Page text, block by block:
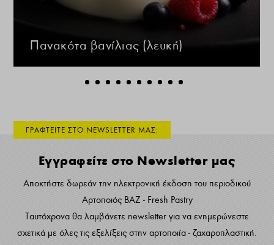
Πανακότα βανίλιας (λευκή)
ΓΡΑΦΤΕΙΤΕ ΣΤΟ NEWSLETTER ΜΑΣ:
Εγγραφείτε στο Newsletter μας
Αποκτήστε δωρεάν την ηλεκτρονική έκδοση του περιοδικού
Αρτοποιός ΒΑΖ - Fresh Pastry
Ταυτόχρονα θα λαμβάνετε newsletter για να ενημερώνεστε
σχετικά με όλες τις εξελίξεις στην αρτοποιία - ζαχαροπλαστική.